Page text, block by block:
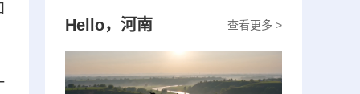
查看更多 >
Hello，河南